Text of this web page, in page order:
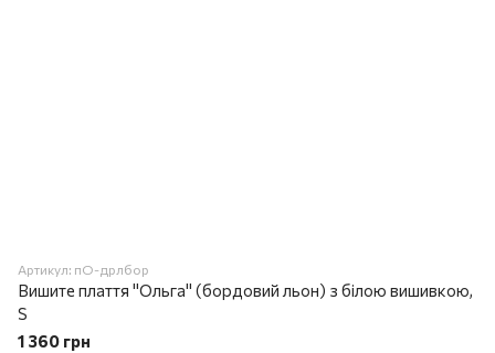
Артикул: пО-дрлбор
Вишите плаття "Ольга" (бордовий льон) з білою вишивкою,
S
1 360 грн